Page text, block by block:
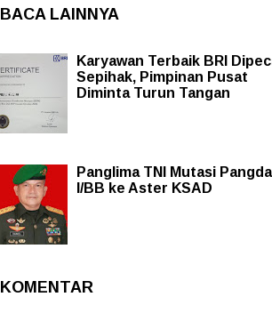
BACA LAINNYA
Karyawan Terbaik BRI
Sepihak, Pimpinan Pusat
Diminta Turun Tangan
Panglima TNI Mutasi
I/BB ke Aster KSAD
KOMENTAR